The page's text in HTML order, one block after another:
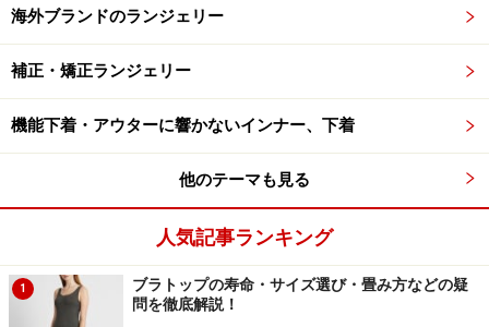
愛されるための下着は、女性を美しくする
フランスの女性が下着を選ぶときに考えるのは、快適さ
や着心地の良さだけでなく、その下着を身につけた時の
愛するパートナーを大切にしているとい
うことでもあります。
海外ブランドのランジェリー
補正・矯正ランジェリー
機能下着・アウターに響かないインナー、下着
他のテーマも見る
人気記事ランキング
1
ブラトップの寿命・サイズ選び・畳み方などの疑
問を徹底解説！